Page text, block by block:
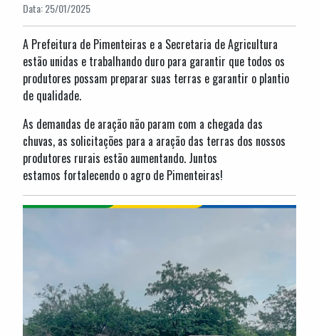
Data: 25/01/2025
A Prefeitura de Pimenteiras e a Secretaria de Agricultura
estão unidas e trabalhando duro para garantir que todos os
produtores possam preparar suas terras e garantir o plantio
de qualidade.
As demandas de aração não param com a chegada das
chuvas, as solicitações para a aração das terras dos nossos
produtores rurais estão aumentando. Juntos
estamos fortalecendo o agro de Pimenteiras!